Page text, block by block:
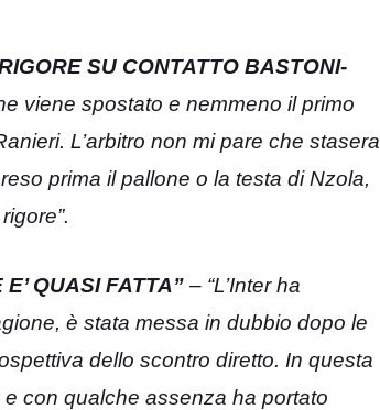
SU CONTATTO BASTONI-
viene spostato e nemmeno il primo
L’arbitro non mi pare che stasera
prima il pallone o la testa di Nzola,
QUASI FATTA” – “L’Inter ha
è stata messa in dubbio dopo le
dello scontro diretto. In questa
con qualche assenza ha portato